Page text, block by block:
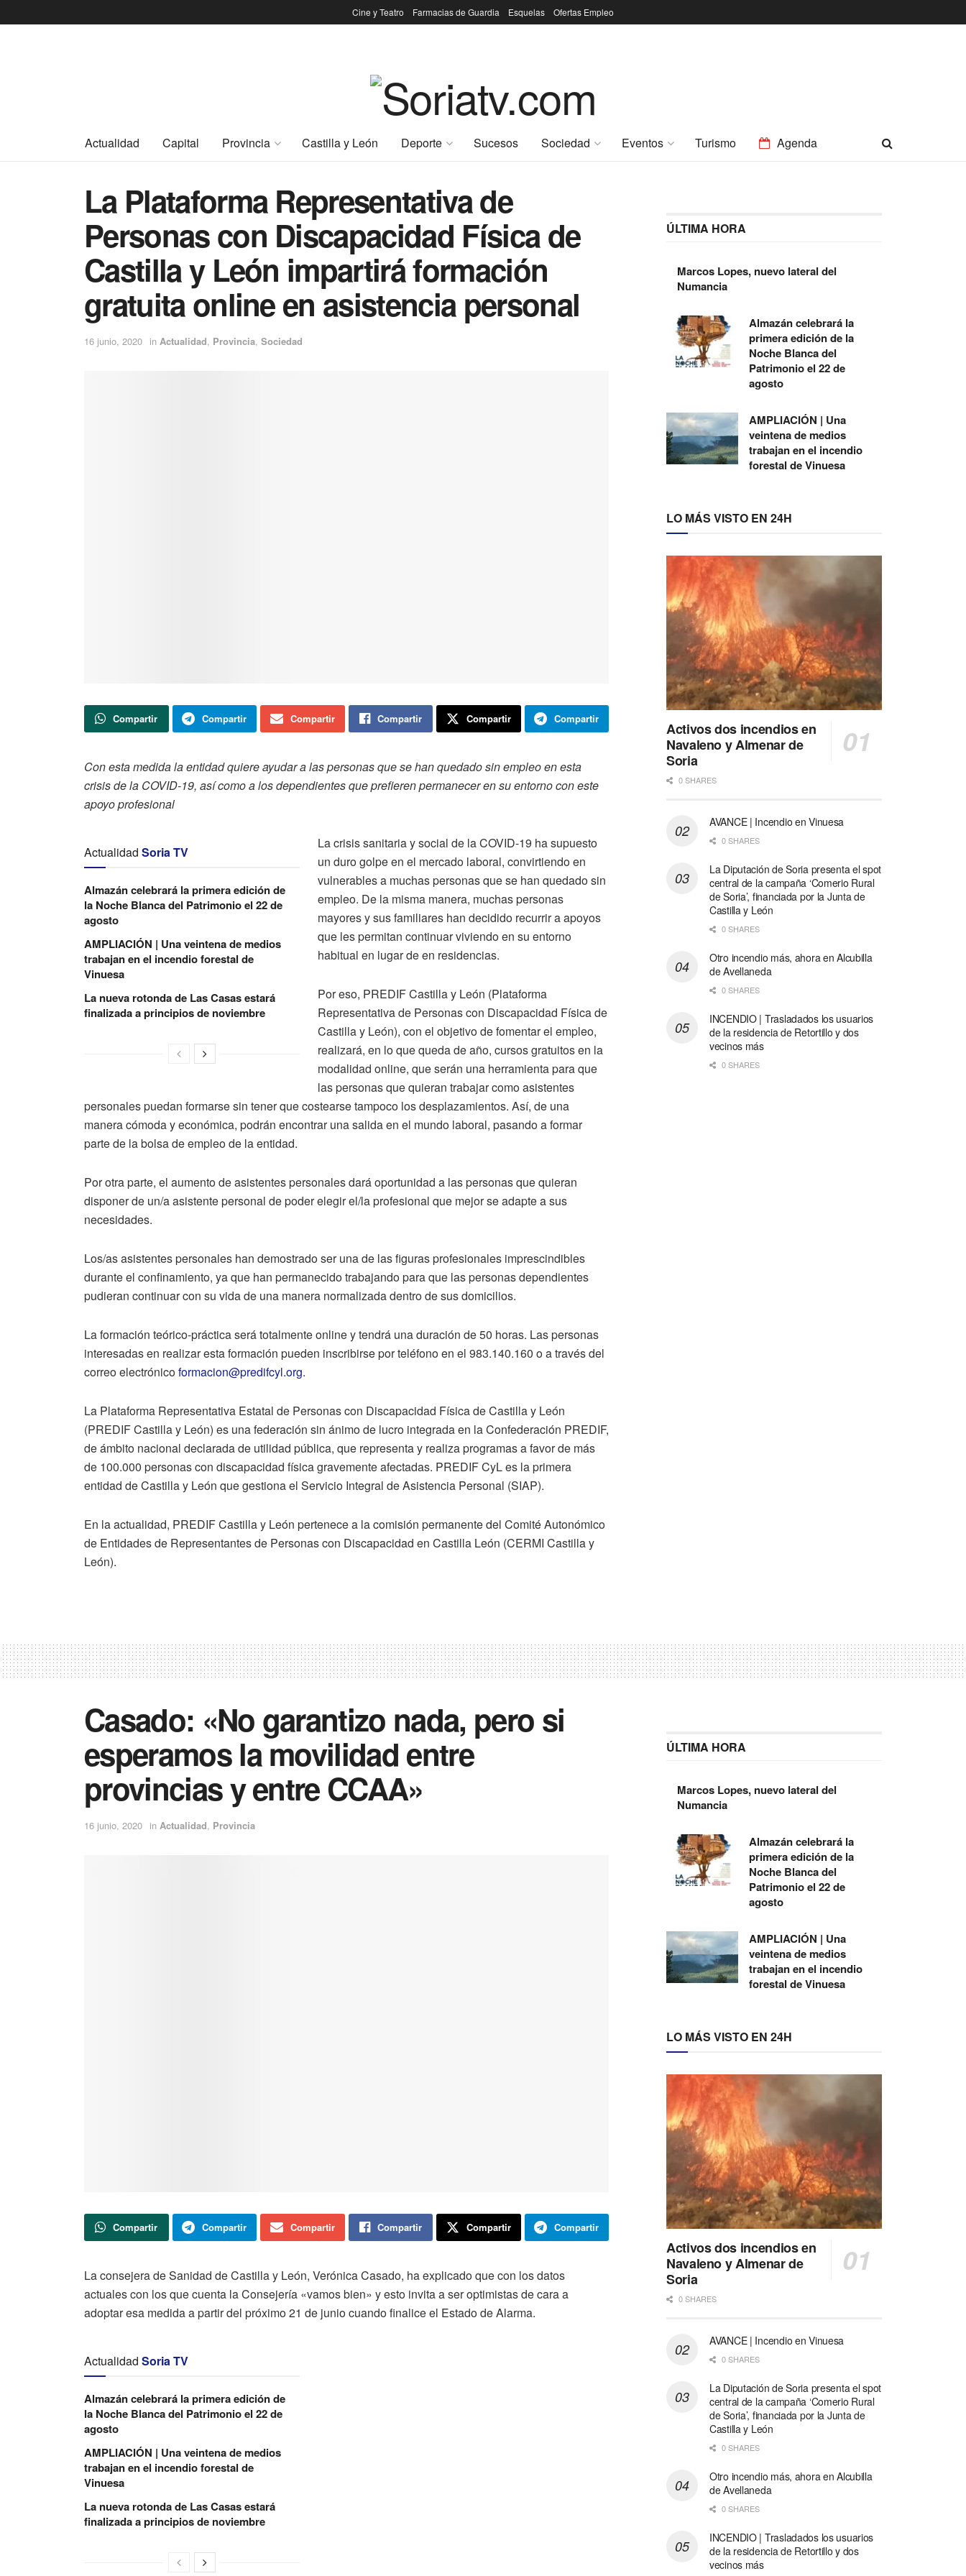
Cine y Teatro Farmacias de Guardia Esquelas Ofertas Empleo
Actualidad Capital Provincia Castilla y León Deporte Sucesos Sociedad Eventos Turismo Agenda
La Plataforma Representativa de
Personas con Discapacidad Física de
Castilla y León impartirá formación
gratuita online en asistencia personal
16 junio, 2020 in Actualidad, Provincia, Sociedad
Compartir Compartir Compartir Compartir Compartir Compartir
Con esta medida la entidad quiere ayudar a las personas que se han quedado sin empleo en esta
crisis de la COVID-19, así como a los dependientes que prefieren permanecer en su entorno con este
apoyo profesional
Actualidad Soria TV
Almazán celebrará la primera edición de
la Noche Blanca del Patrimonio el 22 de
agosto
AMPLIACIÓN | Una veintena de medios
trabajan en el incendio forestal de
Vinuesa
La nueva rotonda de Las Casas estará
finalizada a principios de noviembre
La crisis sanitaria y social de la COVID-19 ha supuesto
un duro golpe en el mercado laboral, convirtiendo en
vulnerables a muchas personas que se han quedado sin
empleo. De la misma manera, muchas personas
mayores y sus familiares han decidido recurrir a apoyos
que les permitan continuar viviendo en su entorno
habitual en lugar de en residencias.
Por eso, PREDIF Castilla y León (Plataforma
Representativa de Personas con Discapacidad Física de
Castilla y León), con el objetivo de fomentar el empleo,
realizará, en lo que queda de año, cursos gratuitos en la
modalidad online, que serán una herramienta para que
las personas que quieran trabajar como asistentes
personales puedan formarse sin tener que costearse tampoco los desplazamientos. Así, de una
manera cómoda y económica, podrán encontrar una salida en el mundo laboral, pasando a formar
parte de la bolsa de empleo de la entidad.
Por otra parte, el aumento de asistentes personales dará oportunidad a las personas que quieran
disponer de un/a asistente personal de poder elegir el/la profesional que mejor se adapte a sus
necesidades.
Los/as asistentes personales han demostrado ser una de las figuras profesionales imprescindibles
durante el confinamiento, ya que han permanecido trabajando para que las personas dependientes
pudieran continuar con su vida de una manera normalizada dentro de sus domicilios.
La formación teórico-práctica será totalmente online y tendrá una duración de 50 horas. Las personas
interesadas en realizar esta formación pueden inscribirse por teléfono en el 983.140.160 o a través del
correo electrónicoformacion@predifcyl.org.
La Plataforma Representativa Estatal de Personas con Discapacidad Física de Castilla y León
(PREDIF Castilla y León) es una federación sin ánimo de lucro integrada en la Confederación PREDIF,
de ámbito nacional declarada de utilidad pública, que representa y realiza programas a favor de más
de 100.000 personas con discapacidad física gravemente afectadas. PREDIF CyL es la primera
entidad de Castilla y León que gestiona el Servicio Integral de Asistencia Personal (SIAP).
En la actualidad, PREDIF Castilla y León pertenece a la comisión permanente del Comité Autonómico
de Entidades de Representantes de Personas con Discapacidad en Castilla León (CERMI Castilla y
León).
ÚLTIMA HORA
Marcos Lopes, nuevo lateral del
Numancia
Almazán celebrará la
primera edición de la
Noche Blanca del
Patrimonio el 22 de
agosto
AMPLIACIÓN | Una
veintena de medios
trabajan en el incendio
forestal de Vinuesa
LO MÁS VISTO EN 24H
Activos dos incendios en
Navaleno y Almenar de
Soria
0 SHARES
AVANCE | Incendio en Vinuesa
0 SHARES
La Diputación de Soria presenta el spot
central de la campaña ‘Comerio Rural
de Soria’, financiada por la Junta de
Castilla y León
0 SHARES
Otro incendio más, ahora en Alcubilla
de Avellaneda
0 SHARES
INCENDIO | Trasladados los usuarios
de la residencia de Retortillo y dos
vecinos más
0 SHARES
Casado: «No garantizo nada, pero si
esperamos la movilidad entre
provincias y entre CCAA»
16 junio, 2020 in Actualidad, Provincia
Compartir Compartir Compartir Compartir Compartir Compartir
La consejera de Sanidad de Castilla y León, Verónica Casado, ha explicado que con los datos
actuales con los que cuenta la Consejería «vamos bien» y esto invita a ser optimistas de cara a
adoptar esa medida a partir del próximo 21 de junio cuando finalice el Estado de Alarma.
Actualidad Soria TV
Almazán celebrará la primera edición de
la Noche Blanca del Patrimonio el 22 de
agosto
AMPLIACIÓN | Una veintena de medios
trabajan en el incendio forestal de
Vinuesa
La nueva rotonda de Las Casas estará
finalizada a principios de noviembre
ÚLTIMA HORA
Marcos Lopes, nuevo lateral del
Numancia
Almazán celebrará la
primera edición de la
Noche Blanca del
Patrimonio el 22 de
agosto
AMPLIACIÓN | Una
veintena de medios
trabajan en el incendio
forestal de Vinuesa
LO MÁS VISTO EN 24H
Activos dos incendios en
Navaleno y Almenar de
Soria
0 SHARES
AVANCE | Incendio en Vinuesa
0 SHARES
La Diputación de Soria presenta el spot
central de la campaña ‘Comerio Rural
de Soria’, financiada por la Junta de
Castilla y León
0 SHARES
Otro incendio más, ahora en Alcubilla
de Avellaneda
0 SHARES
INCENDIO | Trasladados los usuarios
de la residencia de Retortillo y dos
vecinos más